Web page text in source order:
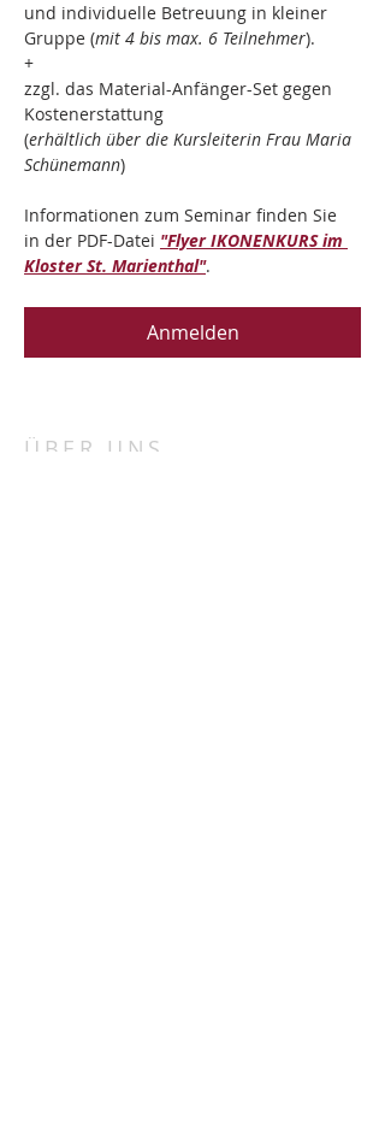
und individuelle Betreuung in kleiner
Gruppe (mit 4 bis max. 6 Teilnehmer).
+
zzgl. das Material-Anfänger-Set gegen
Kostenerstattung
(erhältlich über die Kursleiterin Frau Maria
Schünemann)
Informationen zum Seminar finden Sie
in der PDF-Datei "Flyer IKONENKURS im
Kloster St. Marienthal".
Anmelden
ÜBER UNS